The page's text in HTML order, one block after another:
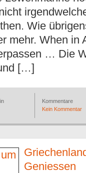
Wie
mehr. When
… Die
[…]
Kommentare
Kein Kommentar
Geniessen